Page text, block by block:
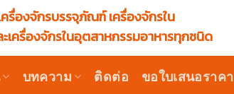
ครื่องจักรบรรจุภัณฑ์ เครื่องจักรใน
เครื่องจักรในอุตสาหกรรมอาหารทุกชนิด
บทความ ติดต่อ ขอใบเสนอราคา